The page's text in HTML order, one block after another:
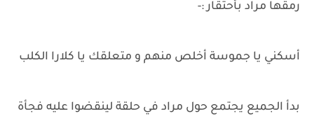
رمقها مراد بأحتقار :-
أسكني يا جموسة أخلص منهم و متعلقك يا كلارا الكلب
بدأ الجميع يجتمع حول مراد في حلقة لينقضوا عليه فجأة